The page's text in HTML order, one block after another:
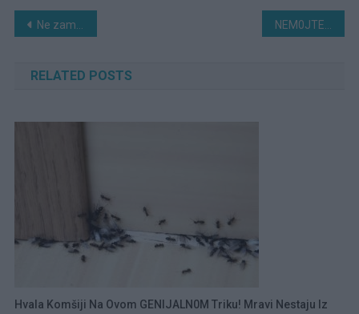
Navigacija
Ne zamrzavam svježe b0rovnice, kupine i maline! Držim ih u tegli i ostaju svježe mjesecima!
RELATED POSTS
Hvala Komšiji Na Ovom GENIJALN0M Triku! Mravi Nestaju Iz